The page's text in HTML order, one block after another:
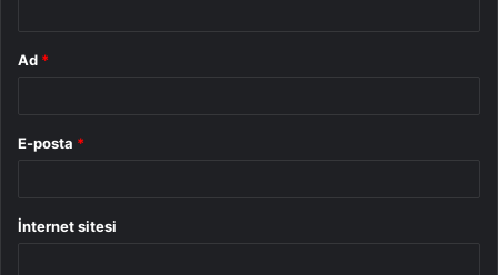
Ad *
E-posta *
İnternet sitesi